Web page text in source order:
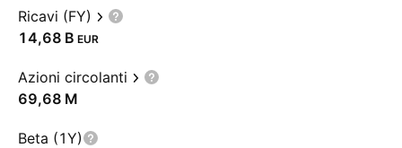
Ricavi (FY)
‪14,68 B‬ EUR
Azioni circolanti
‪69,68 M‬
Beta (1Y)